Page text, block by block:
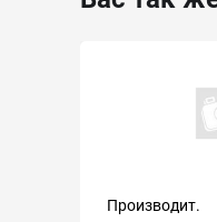
Производит.